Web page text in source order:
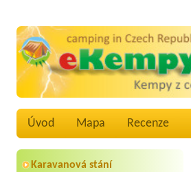
Úvod Mapa Recenze
Karavanová stání